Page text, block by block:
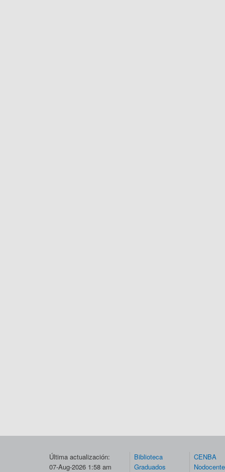
Última actualización:
07-Aug-2026 1:58 am
Biblioteca
Graduados
CENBA